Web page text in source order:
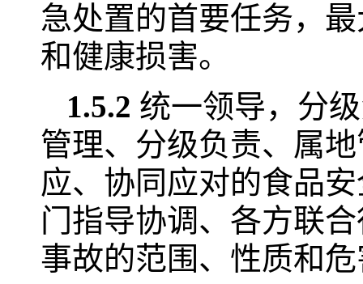
急处置的首要任务，
和健康损害。
1.5.2 统一领导，分
管理、分级负责、属
应、协同应对的食品
门指导协调、各方联
事故的范围、性质和